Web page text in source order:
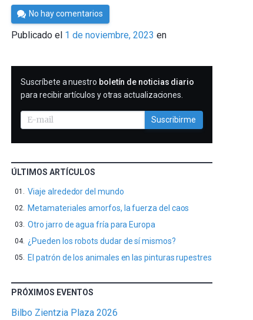
Por
César
Tomé
No hay comentarios
Publicado el 1 de noviembre, 2023 en
SUSCRIBIRME
Suscríbete a nuestro boletín de noticias diario
para recibir artículos y otras actualizaciones.
Suscribirme
ÚLTIMOS ARTÍCULOS
Viaje alrededor del mundo
Metamateriales amorfos, la fuerza del caos
Otro jarro de agua fría para Europa
¿Pueden los robots dudar de sí mismos?
El patrón de los animales en las pinturas rupestres
PRÓXIMOS EVENTOS
Bilbo Zientzia Plaza 2026